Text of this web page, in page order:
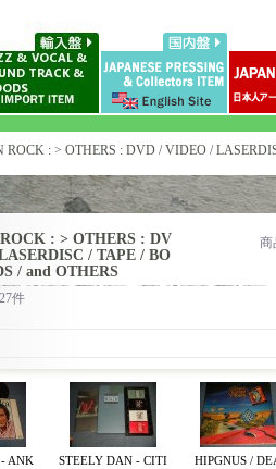
: > OTHERS : DVD / VIDEO /
: > OTHERS : DV
/ TAPE / BO
/ and OTHERS
商
件
ANK
STEELY DAN - CITI
HIPGNUS /